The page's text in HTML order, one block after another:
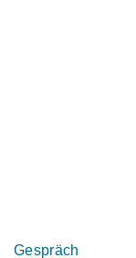
Gespräch